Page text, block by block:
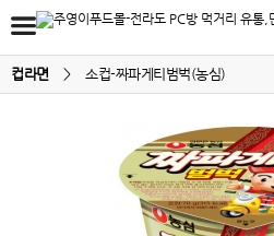
컵라면 > 소컵-짜파게티범벅(농심)